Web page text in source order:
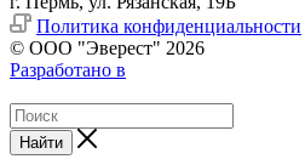
Политика конфиденциальности
© ООО "Эверест" 2026
Разработано в
Найти